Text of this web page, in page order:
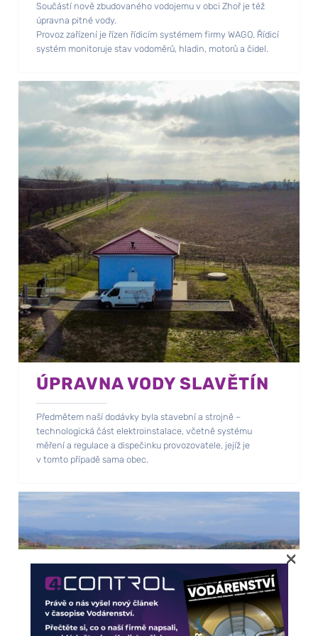
Součástí nově zbudovaného vodojemu v obci Zhoř je též
úpravna pitné vody.
Provoz zařízení je řízen řídicím systémem firmy WAGO. Řídicí
systém monitoruje stav vodoměrů, hladin, motorů a čidel.
ÚPRAVNA VODY SLAVĚTÍN
Předmětem naší dodávky byla stavební a strojně –
technologická část elektroinstalace, včetně systému
měření a regulace a dispečinku provozovatele, jejíž je
v tomto případě sama obec.
×